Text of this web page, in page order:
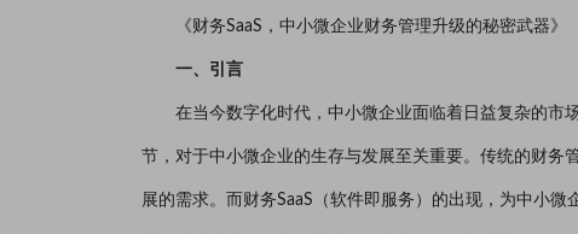
《财务SaaS，中小微企业财务管理升级的秘密武器》
一、引言
在当今数字化时代，中小微企业面临着日益复杂的市
节，对于中小微企业的生存与发展至关重要。传统的财
展的需求。而财务SaaS（软件即服务）的出现，为中小